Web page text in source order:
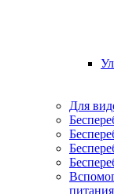
Для
питания